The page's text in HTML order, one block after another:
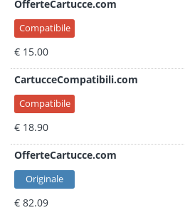
OfferteCartucce.com
Compatibile
€ 15.00
CartucceCompatibili.com
Compatibile
€ 18.90
OfferteCartucce.com
Originale
€ 82.09